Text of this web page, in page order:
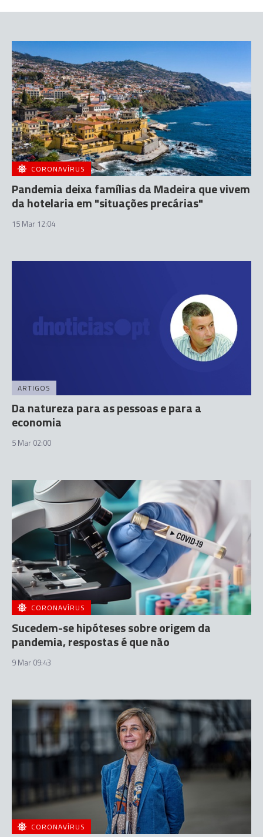
CORONAVÍRUS
Pandemia deixa famílias da Madeira que vivem
da hotelaria em "situações precárias"
15 Mar 12:04
ARTIGOS
Da natureza para as pessoas e para a
economia
5 Mar 02:00
CORONAVÍRUS
Sucedem-se hipóteses sobre origem da
pandemia, respostas é que não
9 Mar 09:43
CORONAVÍRUS